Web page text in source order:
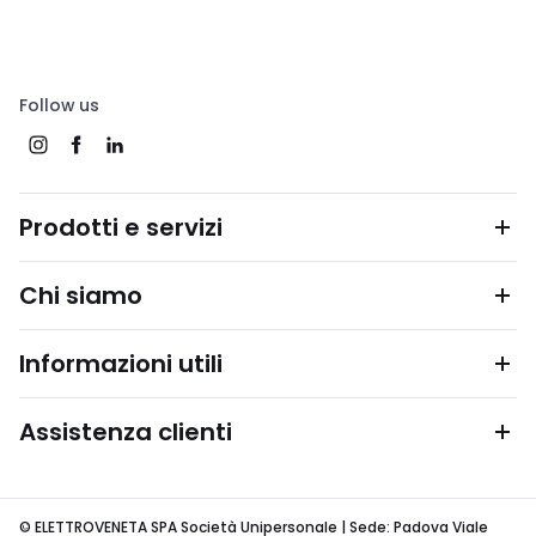
Follow us
Prodotti e servizi
Chi siamo
Informazioni utili
Assistenza clienti
© ELETTROVENETA SPA Società Unipersonale | Sede: Padova Viale